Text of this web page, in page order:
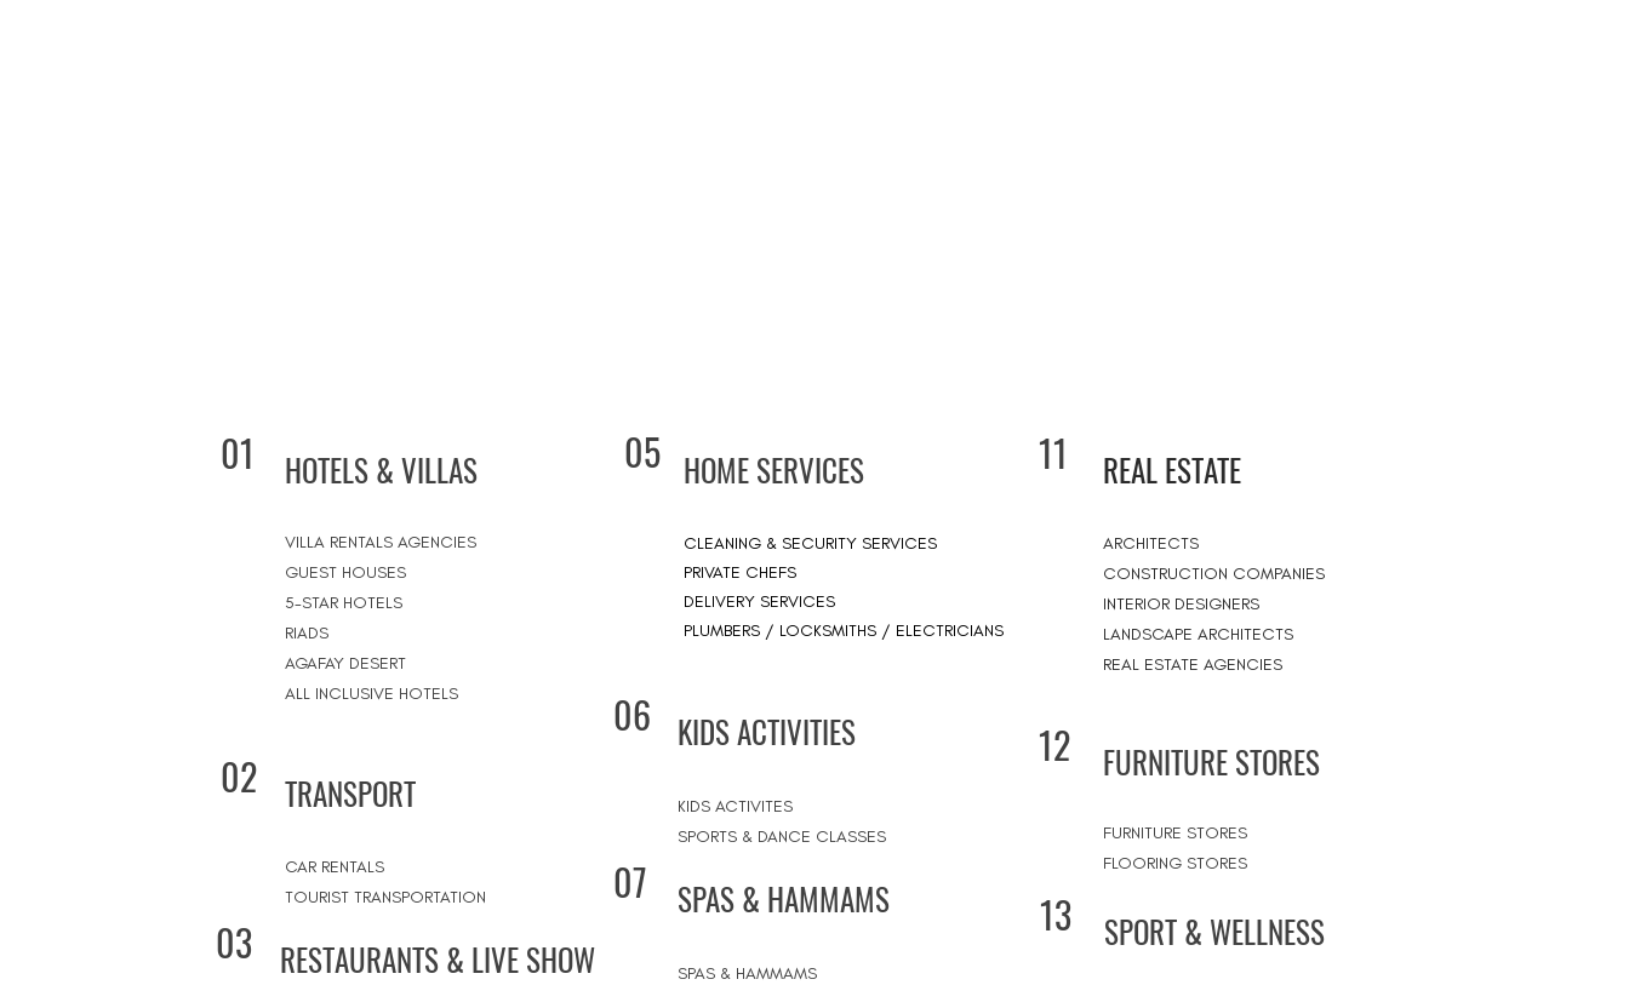
01 HOTELS & VILLAS
VILLA RENTALS AGENCIES
GUEST HOUSES
5-STAR HOTELS
RIADS
AGAFAY DESERT
ALL INCLUSIVE HOTELS
02 TRANSPORT
CAR RENTALS
TOURIST TRANSPORTATION
03 RESTAURANTS & LIVE SHOW
05 HOME SERVICES
CLEANING & SECURITY SERVICES
PRIVATE CHEFS
DELIVERY SERVICES
PLUMBERS / LOCKSMITHS / ELECTRICIANS
11 REAL ESTATE
ARCHITECTS
CONSTRUCTION COMPANIES
INTERIOR DESIGNERS
LANDSCAPE ARCHITECTS
REAL ESTATE AGENCIES
06 KIDS ACTIVITIES
KIDS ACTIVITES
SPORTS & DANCE CLASSES
12 FURNITURE STORES
FURNITURE STORES
FLOORING STORES
07 SPAS & HAMMAMS
SPAS & HAMMAMS
13 SPORT & WELLNESS